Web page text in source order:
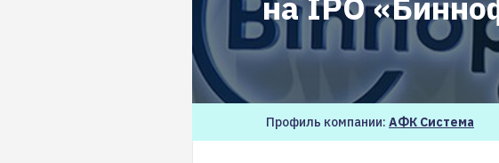
Профиль компании: АФК Система